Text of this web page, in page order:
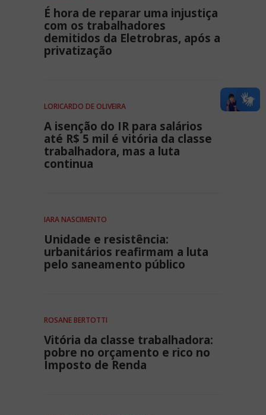
É hora de reparar uma injustiça
com os trabalhadores
demitidos da Eletrobras, após a
privatização
LORICARDO DE OLIVEIRA
A isenção do IR para salários
até R$ 5 mil é vitória da classe
trabalhadora, mas a luta
continua
IARA NASCIMENTO
Unidade e resistência:
urbanitários reafirmam a luta
pelo saneamento público
ROSANE BERTOTTI
Vitória da classe trabalhadora:
pobre no orçamento e rico no
Imposto de Renda